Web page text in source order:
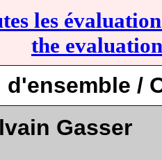
les
the
/
Gasser